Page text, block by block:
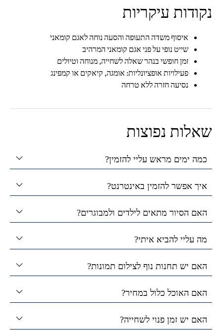
נקודות עיקריות
איסוף משדה התעופה והסעה נוחה לאגם קומאני
שייט נופי על פני אגם קומאני המרהיב
זמן חופשי בנהר שאלה לשחייה, מנוחה וטיולים
פעילויות אופציונליות: אומגה, קיאקים או קמפינג
נסיעה חזרה ללא טרחה
שאלות נפוצות
כמה ימים מראש עליי להזמין?
איך אפשר להזמין באינטרנט?
האם הסיור מתאים לילדים ולמבוגרים?
מה עליי להביא איתי?
האם יש תחנות נוף לצילום תמונות?
האם האוכל כלול במחיר?
האם יש זמן פנוי לשחייה?